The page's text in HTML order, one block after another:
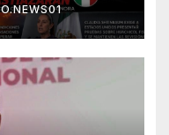
2027 en